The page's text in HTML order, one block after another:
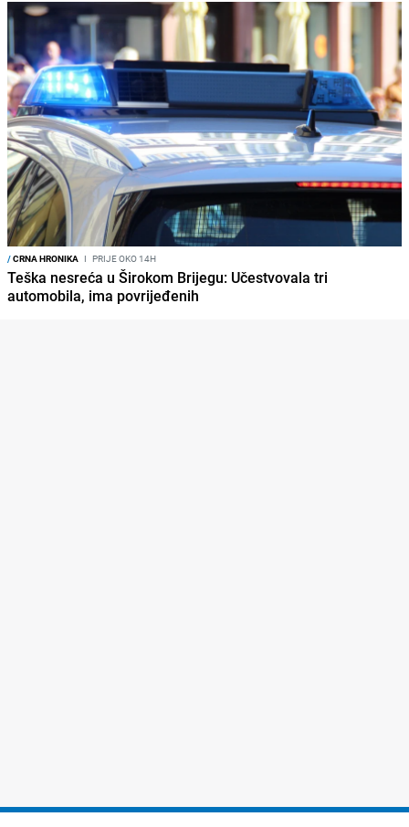
/CRNA HRONIKA I PRIJE OKO 14H
Teška nesreća u Širokom Brijegu: Učestvovala tri
automobila, ima povrijeđenih